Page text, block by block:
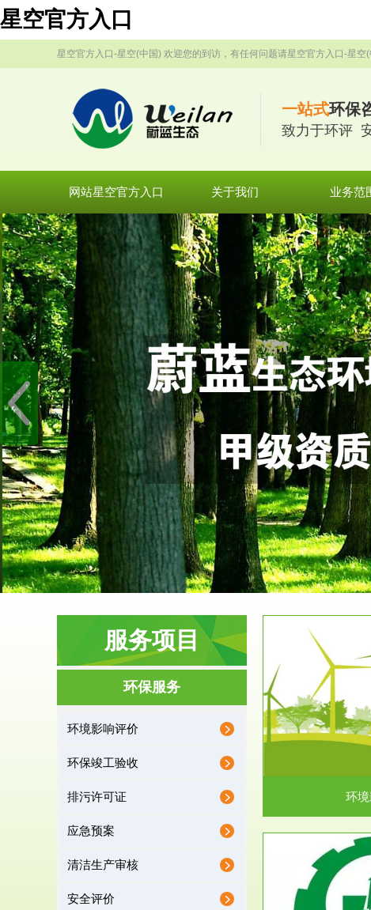
星空官方入口
星空官方入口-星空(中国) 欢迎您的到访，有任何问题请星空官方入口-星空(
一站式环保
致力于环评
网站星空官方入口 关于我们 业务范
服务项目
环保服务
环境影响评价
环保竣工验收
排污许可证
应急预案
清洁生产审核
安全评价
服务范围
环境影响评价
据《中华人民共和国环境保护法》第十九条 编制
有关开发利用规划，建...
环
根据《建设项目环
制